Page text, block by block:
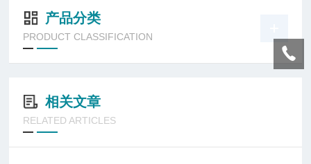
产品分类
PRODUCT CLASSIFICATION
相关文章
RELATED ARTICLES